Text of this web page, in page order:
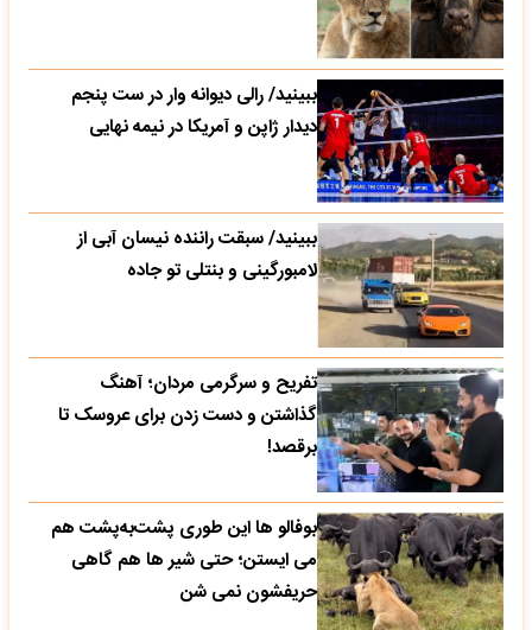
ببینید/ رالی دیوانه وار در ست پنجم
دیدار ژاپن و آمریکا در نیمه نهایی
ببینید/ سبقت راننده نیسان آبی از
لامبورگینی و بنتلی تو جاده
تفریح و سرگرمی مردان؛ آهنگ
گذاشتن و دست زدن برای عروسک تا
برقصد!
بوفالو ها این‌ طوری پشت‌به‌پشت هم
می‌ ایستن؛ حتی شیر ها هم گاهی
حریفشون نمی‌ شن